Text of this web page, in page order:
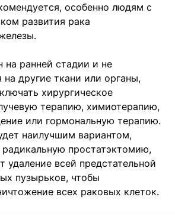
особенно людям с
развития рака
на ранней стадии и не
на другие ткани или органы,
хирургическое
терапию, химиотерапию,
или гормональную терапию.
наилучшим вариантом,
радикальную простатэктомию,
удаление всей предстательной
пузырьков, чтобы
всех раковых клеток.